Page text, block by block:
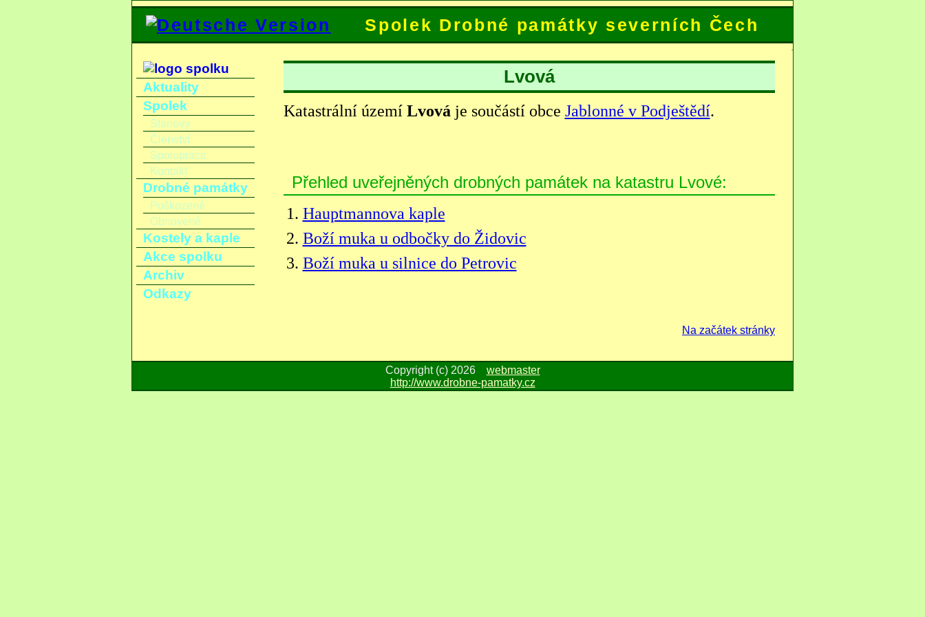
Spolek Drobné památky severních Čech
Aktuality
Spolek
Stanovy
Členství
Spolupráce
Kontakt
Drobné památky
Poškozené
Obnovené
Kostely a kaple
Akce spolku
Archiv
Odkazy
Lvová
Katastrální území Lvová je součástí obce Jablonné v Podještědí.
Přehled uveřejněných drobných památek na katastru Lvové:
Hauptmannova kaple
Boží muka u odbočky do Židovic
Boží muka u silnice do Petrovic
Na začátek stránky
Copyright (c) 2026 webmaster
http://www.drobne-pamatky.cz